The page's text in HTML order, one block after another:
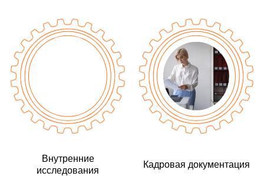
Внутренние
исследования
Кадровая документация